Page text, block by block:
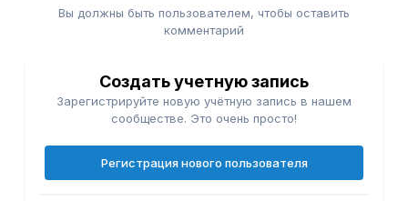
Вы должны быть пользователем, чтобы оставить
комментарий
Создать учетную запись
Зарегистрируйте новую учётную запись в нашем
сообществе. Это очень просто!
Регистрация нового пользователя